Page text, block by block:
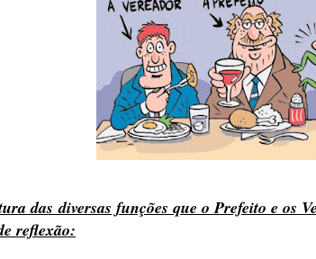
das diversas funções que o Prefeito e os
reflexão: